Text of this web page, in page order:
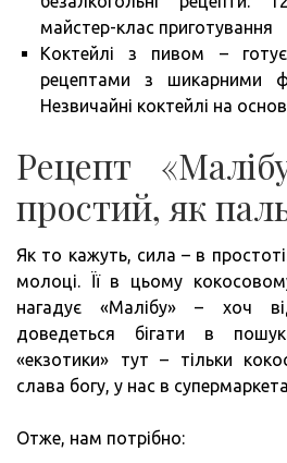
майстер-клас приготування
Коктейлі з пивом –
рецептами з шикарними
Незвичайні коктейлі на
Рецепт
простий, як
Як то кажуть, сила – в
молоці. Її в цьому
нагадує «Малібу» – хоч
доведеться бігати в
«екзотики» тут – тільки
слава богу, у нас в
Отже, нам потрібно: